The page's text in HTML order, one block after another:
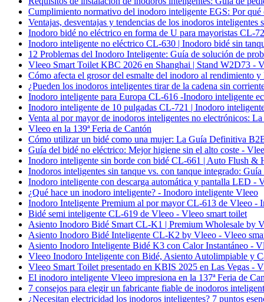
Cumplimiento normativo del inodoro inteligente EGS: Por
Ventajas, desventajas y tendencias de los inodoros
Inodoro bidé no eléctrico en forma de U para mayoristas CL-
Inodoro inteligente no eléctrico CL-630 | Inodoro bidé sin
12 Problemas del Inodoro Inteligente: Guía de solución de
Vleeo Smart Toilet KBC 2026 en Shanghai | Stand W2D73 -
Cómo afecta el grosor del esmalte del inodoro al rendimiento
¿Pueden los inodoros inteligentes tirar de la cadena sin
Inodoro inteligente para Europa CL-616 -Inodoro inteligente
Inodoro inteligente de 10 pulgadas CL-721 | Inodoro
Venta al por mayor de inodoros inteligentes no electrónicos:
Vleeo en la 139ª Feria de Cantón
Cómo utilizar un bidé como una mujer: La Guía Definitiva
Guía del bidé no eléctrico: Mejor higiene sin el alto coste -
Inodoro inteligente sin borde con bidé CL-661 | Auto Flush &
Inodoros inteligentes sin tanque vs. con tanque integrado:
Inodoro inteligente con descarga automática y pantalla LED -
¿Qué hace un inodoro inteligente? - Inodoro inteligente Vleeo
Inodoro Inteligente Premium al por mayor CL-613 de Vleeo -
Bidé semi inteligente CL-619 de Vleeo - Vleeo smart toilet
Asiento Inodoro Bidé Smart CL-K1 | Premium Wholesale by
Asiento Inodoro Bidé Inteligente CL-K2 by Vleeo - Vleeo
Asiento Inodoro Inteligente Bidé K3 con Calor Instantáneo -
Vleeo Inodoro Inteligente con Bidé, Asiento Autolimpiable y
Vleeo Smart Toilet presentado en KBIS 2025 en Las Vegas -
El inodoro inteligente Vleeo impresiona en la 137ª Feria de
7 consejos para elegir un fabricante fiable de inodoros
¿Necesitan electricidad los inodoros inteligentes? 7 puntos